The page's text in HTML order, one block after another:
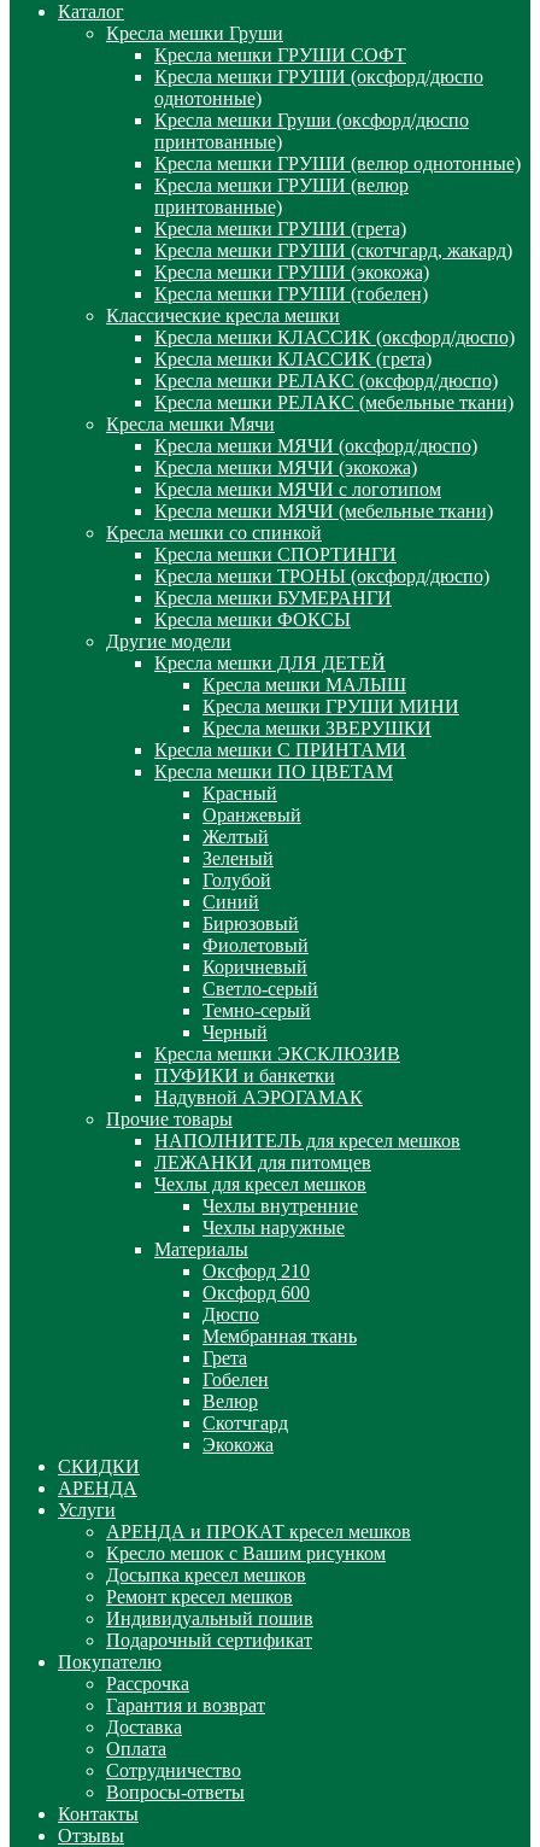
Каталог
Кресла мешки Груши
Кресла мешки ГРУШИ СОФТ
Кресла мешки ГРУШИ (оксфорд/дюспо
однотонные)
Кресла мешки Груши (оксфорд/дюспо
принтованные)
Кресла мешки ГРУШИ (велюр однотонные)
Кресла мешки ГРУШИ (велюр
принтованные)
Кресла мешки ГРУШИ (грета)
Кресла мешки ГРУШИ (скотчгард, жакард)
Кресла мешки ГРУШИ (экокожа)
Кресла мешки ГРУШИ (гобелен)
Классические кресла мешки
Кресла мешки КЛАССИК (оксфорд/дюспо)
Кресла мешки КЛАССИК (грета)
Креслa мешки РЕЛАКС (оксфорд/дюспо)
Креслa мешки РЕЛАКС (мебельные ткани)
Кресла мешки Мячи
Кресла мешки МЯЧИ (оксфорд/дюспо)
Кресла мешки МЯЧИ (экокожа)
Кресла мешки МЯЧИ с логотипом
Кресла мешки МЯЧИ (мебельные ткани)
Кресла мешки со спинкой
Кресла мешки СПОРТИНГИ
Кресла мешки ТРОНЫ (оксфорд/дюспо)
Кресла мешки БУМЕРАНГИ
Кресла мешки ФОКСЫ
Другие модели
Кресла мешки ДЛЯ ДЕТЕЙ
Кресла мешки МАЛЫШ
Кресла мешки ГРУШИ МИНИ
Кресла мешки ЗВЕРУШКИ
Кресла мешки С ПРИНТАМИ
Кресла мешки ПО ЦВЕТАМ
Красный
Оранжевый
Желтый
Зеленый
Голубой
Синий
Бирюзовый
Фиолетовый
Коричневый
Светло-серый
Темно-серый
Черный
Кресла мешки ЭКСКЛЮЗИВ
ПУФИКИ и банкетки
Надувной АЭРОГАМАК
Прочие товары
НАПОЛНИТЕЛЬ для кресел мешков
ЛЕЖАНКИ для питомцев
Чехлы для кресел мешков
Чехлы внутренние
Чехлы наружные
Материалы
Оксфорд 210
Оксфорд 600
Дюспо
Мембранная ткань
Грета
Гобелен
Велюр
Скотчгард
Экокожа
СКИДКИ
АРЕНДА
Услуги
АРЕНДА и ПРОКАТ кресел мешков
Кресло мешок с Вашим рисунком
Досыпка кресел мешков
Ремонт кресел мешков
Индивидуальный пошив
Подарочный сертификат
Покупателю
Рассрочка
Гарантия и возврат
Доставка
Оплата
Сотрудничество
Вопросы-ответы
Контакты
Отзывы